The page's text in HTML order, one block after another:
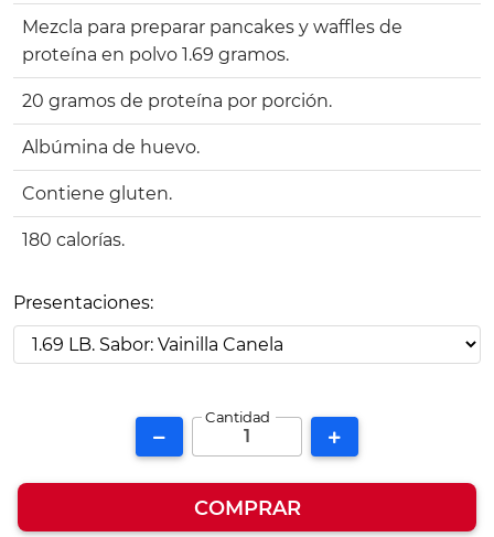
Mezcla para preparar pancakes y waffles de
proteína en polvo 1.69 gramos.
20 gramos de proteína por porción.
Albúmina de huevo.
Contiene gluten.
180 calorías.
Presentaciones:
Cantidad
COMPRAR